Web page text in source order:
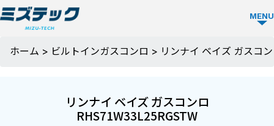
MENU
ガス
ホーム > ビルトインガスコンロ > リンナイ ベイズ ガスコ
リンナイ ベイズ ガスコンロ
RHS71W33L25RGSTW